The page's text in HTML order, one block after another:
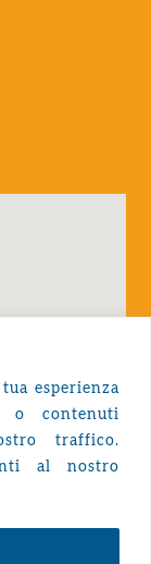
esperienza
o contenuti
traffico.
al nostro